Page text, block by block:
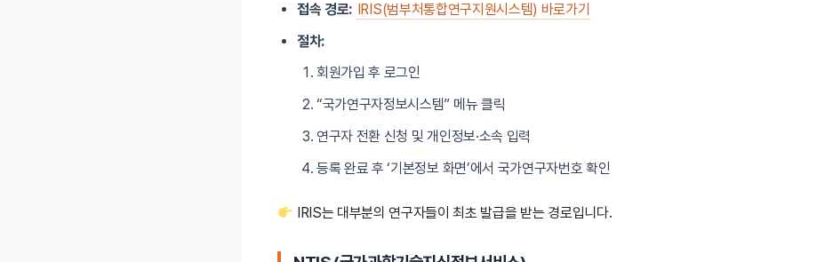
접속 경로:
IRIS(범부처통합연구지원시스템) 바로가기
절차:
회원가입 후 로그인
“국가연구자정보시스템” 메뉴 클릭
연구자 전환 신청 및 개인정보·소속 입력
등록 완료 후 ‘기본정보 화면’에서 국가연구자번호 확인
IRIS는 대부분의 연구자들이 최초 발급을 받는 경로입니다.